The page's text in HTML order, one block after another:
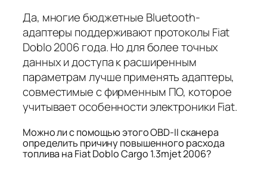
Да, многие бюджетные Bluetooth-
адаптеры поддерживают протоколы Fiat
Doblo 2006 года. Но для более точных
данных и доступа к расширенным
параметрам лучше применять адаптеры,
совместимые с фирменным ПО, которое
учитывает особенности электроники Fiat.
Можно ли с помощью этого OBD-II сканера
определить причину повышенного расхода
топлива на Fiat Doblo Cargo 1.3mjet 2006?